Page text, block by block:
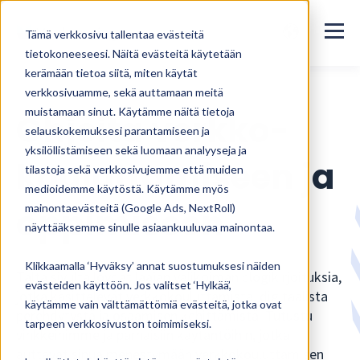
Tämä verkkosivu tallentaa evästeitä
tietokoneeseesi. Näitä evästeitä käytetään
kerämään tietoa siitä, miten käytät
verkkosivuamme, sekä auttamaan meitä
muistamaan sinut. Käytämme näitä tietoja
selauskokemuksesi parantamiseen ja
yksilöllistämiseen sekä luomaan analyyseja ja
tilastoja sekä verkkosivujemme että muiden
medioidemme käytöstä. Käytämme myös
mainontaevästeitä (Google Ads, NextRoll)
näyttääksemme sinulle asiaankuuluvaa mainontaa.
Klikkaamalla ‘Hyväksy’ annat suostumuksesi näiden
evästeiden käyttöön. Jos valitset ‘Hylkää’,
käytämme vain välttämättömiä evästeitä, jotka ovat
tarpeen verkkosivuston toimimiseksi.
Ohjeita verkko­
kouluttamiseen ja
oppimiseen
Tältä sivulta löydät laajan valikoiman blogikirjoituksia,
jotka käsittelevät verkkokouluttamista, digitaalista
perehdytystä ja osaamisen kehittämistä. Tutustu
vinkkeihimme ja parhaisiin käytäntöihin, jotka
auttavat sinua menestymään verkkokouluttamisen